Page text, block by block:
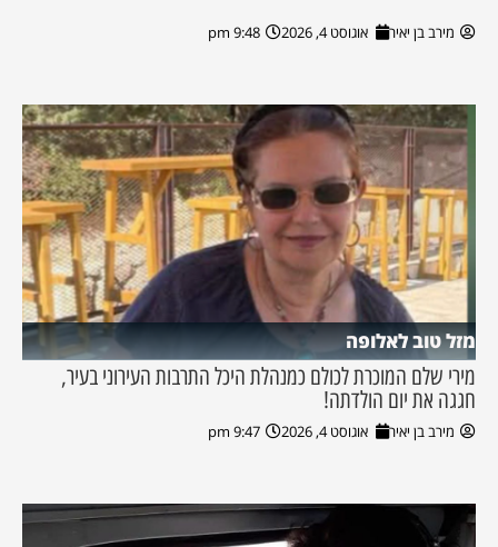
מירב בן יאיר אוגוסט 4, 2026 9:48 pm
מזל טוב לאלופה
מירי שלם המוכרת לכולם כמנהלת היכל התרבות העירוני בעיר,
חגגה את יום הולדתה!
מירב בן יאיר אוגוסט 4, 2026 9:47 pm